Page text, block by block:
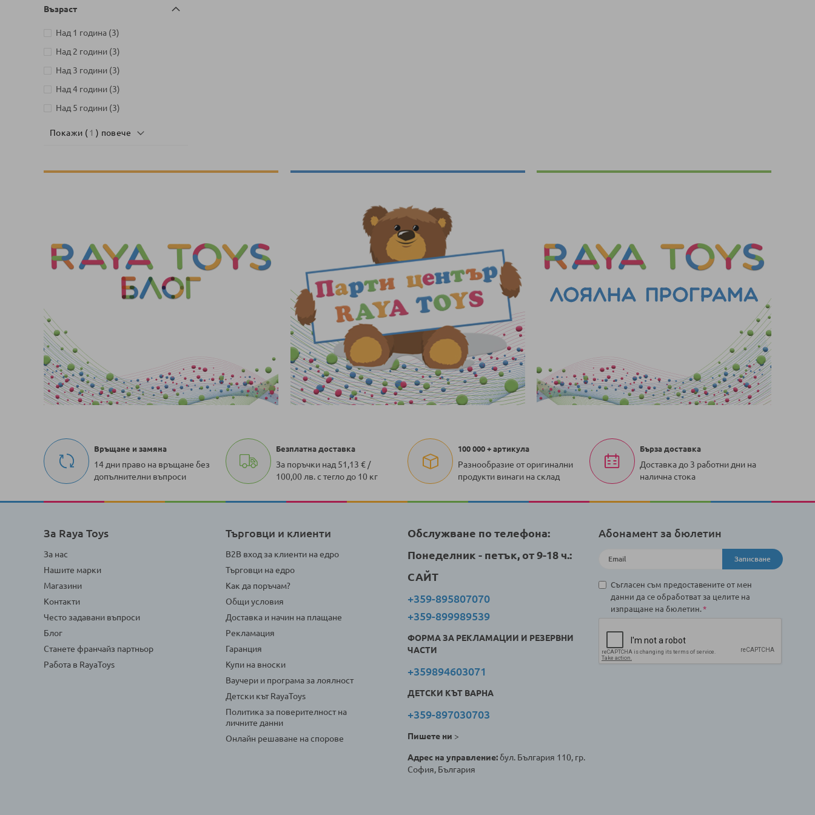
Възраст
Над 1 година 3
артикули
Над 2 години 3
артикули
Над 3 години 3
артикули
Над 4 години 3
артикули
Над 5 години 3
артикули
Покажи (1 ) повече
Връщане и замяна
14 дни право на връщане без
допълнителни въпроси
Безплатна доставка
За поръчки над 51,13 € /
100,00 лв. с тегло до 10 кг
100 000 + артикула
Разнообразие от оригинални
продукти винаги на склад
Бърза доставка
Доставка до 3 работни дни на
налична стока
За Raya Toys
За нас
Нашите марки
Магазини
Контакти
Често задавани въпроси
Блог
Станете франчайз партньор
Работа в RayaToys
Търговци и клиенти
B2B вход за клиенти на едро
Търговци на едро
Как да поръчам?
Общи условия
Доставка и начин на плащане
Рекламация
Гаранция
Купи на вноски
Ваучери и програма за лоялност
Детски кът RayaToys
Политика за поверителност на
личните данни
Онлайн решаване на спорове
Обслужване по телефона:
Понеделник - петък, от 9-18 ч.:
САЙТ
+359-895807070
+359-899989539
ФОРМА ЗА РЕКЛАМАЦИИ И РЕЗЕРВНИ
ЧАСТИ
+359894603071
ДЕТСКИ КЪТ ВАРНА
+359-897030703
Пишете ни >
Адрес на управление:бул. България 110, гр.
София, България
Абонамент за бюлетин
Записване
Съгласен съм предоставените от мен
данни да се обработват за целите на
изпращане на бюлетин.